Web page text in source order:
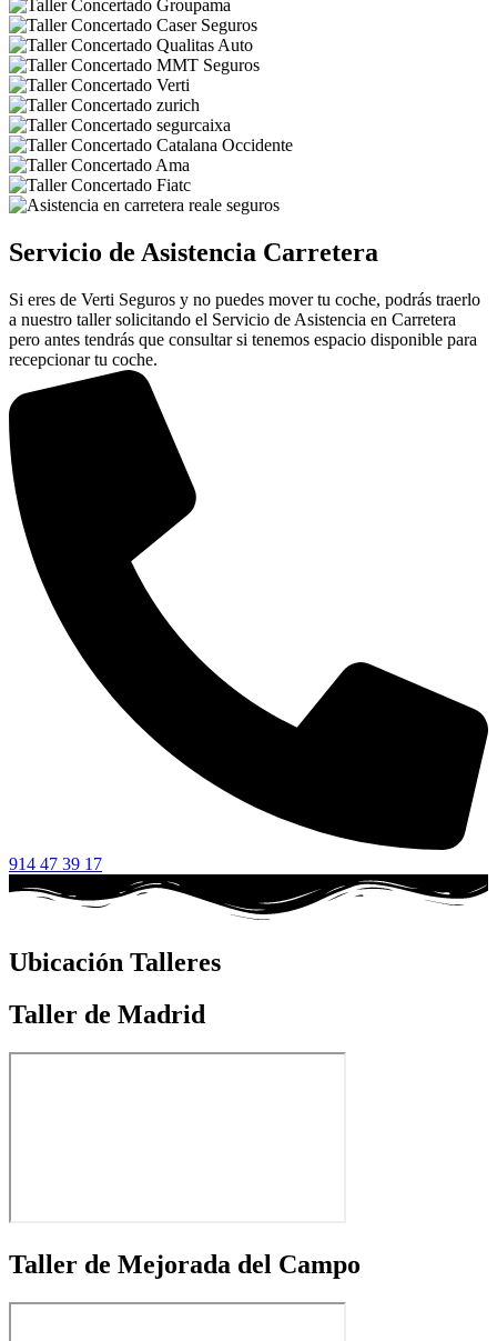
Servicio de Asistencia Carretera
Si eres de Verti Seguros y no puedes mover tu coche, podrás traerlo
a nuestro taller solicitando el Servicio de Asistencia en Carretera
pero antes tendrás que consultar si tenemos espacio disponible para
recepcionar tu coche.
914 47 39 17
Ubicación Talleres
Taller de Madrid
Taller de Mejorada del Campo